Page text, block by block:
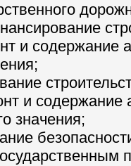
и содержание
и содержание
значения;